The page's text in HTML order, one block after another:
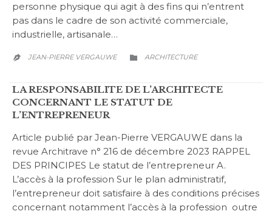
personne physique qui agit à des fins qui n’entrent
pas dans le cadre de son activité commerciale,
industrielle, artisanale…
 JEAN-PIERRE VERGAUWE  CATEGORY
ARCHITECTURE
LA RESPONSABILITE DE L’ARCHITECTE
CONCERNANT LE STATUT DE
L’ENTREPRENEUR
Article publié par Jean-Pierre VERGAUWE dans la
revue Architrave n° 216 de décembre 2023 RAPPEL
DES PRINCIPES Le statut de l’entrepreneur A.
L’accès à la profession Sur le plan administratif,
l’entrepreneur doit satisfaire à des conditions précises
concernant notamment l’accès à la profession outre